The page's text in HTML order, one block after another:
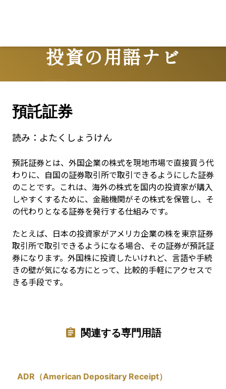
投資の用語ナビ
Terms
預託証券
読み： よたくしょうけん
預託証券とは、外国企業の株式を現地市場で直接買う代
わりに、自国の証券取引所で取引できるようにした証券
のことです。これは、海外の株式を国内の投資家が購入
しやすくするために、金融機関がその株式を保管し、そ
の代わりとなる証券を発行する仕組みです。
たとえば、日本の投資家がアメリカ企業の株を東京証券
取引所で取引できるようになる場合、その証券が預託証
券になります。外国株に投資したいけれど、言語や手続
きの壁が気になる方にとって、比較的手軽にアクセスで
きる手段です。
関連する専門用語
ADR（American Depositary Receipt）